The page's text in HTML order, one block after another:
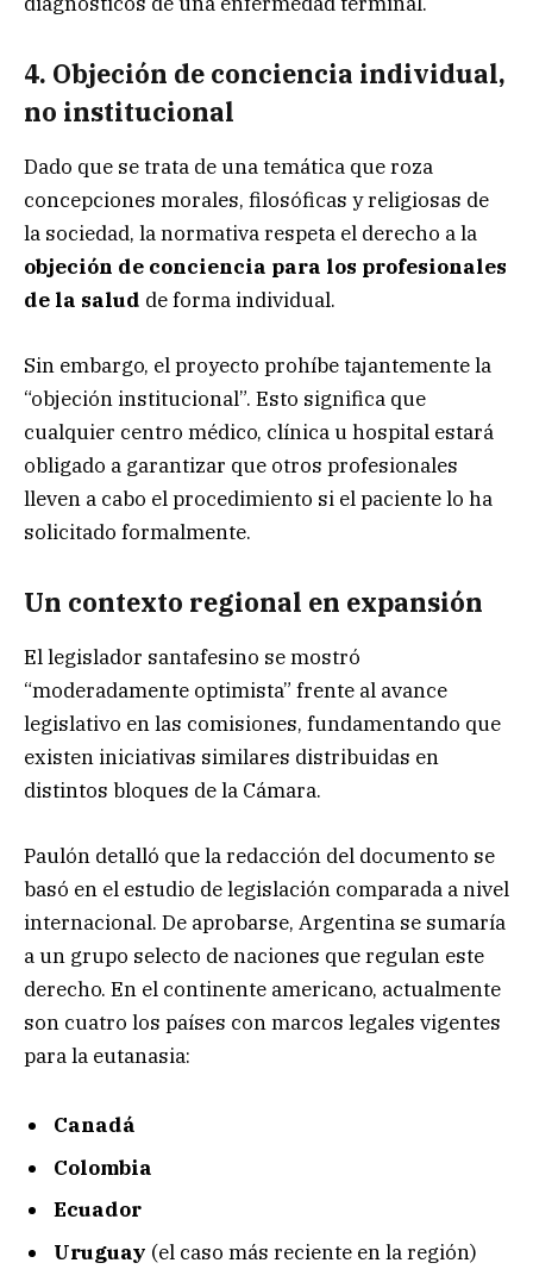
4. Objeción de conciencia individual,
no institucional
Dado que se trata de una temática que roza
concepciones morales, filosóficas y religiosas de
la sociedad, la normativa respeta el derecho a la
objeción de conciencia para los profesionales
de la salud de forma individual.
Sin embargo, el proyecto prohíbe tajantemente la
“objeción institucional”. Esto significa que
cualquier centro médico, clínica u hospital estará
obligado a garantizar que otros profesionales
lleven a cabo el procedimiento si el paciente lo ha
solicitado formalmente.
Un contexto regional en expansión
El legislador santafesino se mostró
“moderadamente optimista” frente al avance
legislativo en las comisiones, fundamentando que
existen iniciativas similares distribuidas en
distintos bloques de la Cámara.
Paulón detalló que la redacción del documento se
basó en el estudio de legislación comparada a nivel
internacional. De aprobarse, Argentina se sumaría
a un grupo selecto de naciones que regulan este
derecho. En el continente americano, actualmente
son cuatro los países con marcos legales vigentes
para la eutanasia:
Canadá
Colombia
Ecuador
Uruguay (el caso más reciente en la región)